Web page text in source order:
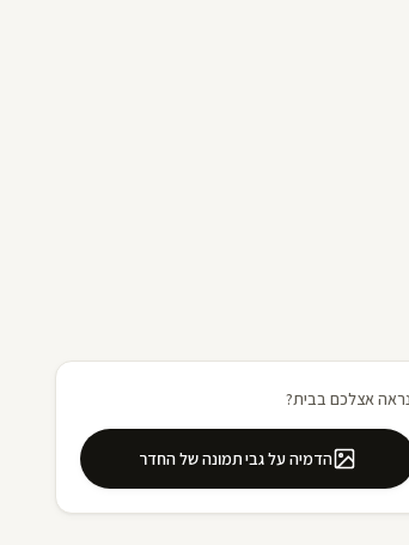
אצלכם בבית?
הדמיה על גבי תמונה של החדר